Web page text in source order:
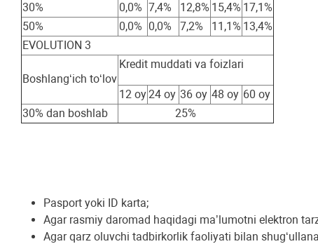
30%
0,0% 7,4% 12,8% 15,4% 17,1%
50%
0,0% 0,0% 7,2% 11,1% 13,4%
EVOLUTION 3
Boshlangʻich toʻlov
Kredit muddati va foizlari
12 oy 24 oy 36 oy 48 oy 60 oy
30% dan boshlab
25%
Pasport yoki ID karta;
Agar rasmiy daromad haqidagi maʼlumotni elektron
Agar qarz oluvchi tadbirkorlik faoliyati bilan